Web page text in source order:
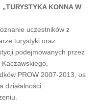
„TURYSTYKA KONNA W
uczestników z
turystyki oraz
podejmowanych przez
PROW 2007-2013, os
działalności.